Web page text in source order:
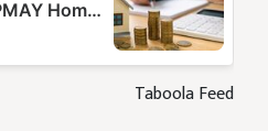
Taboola Feed